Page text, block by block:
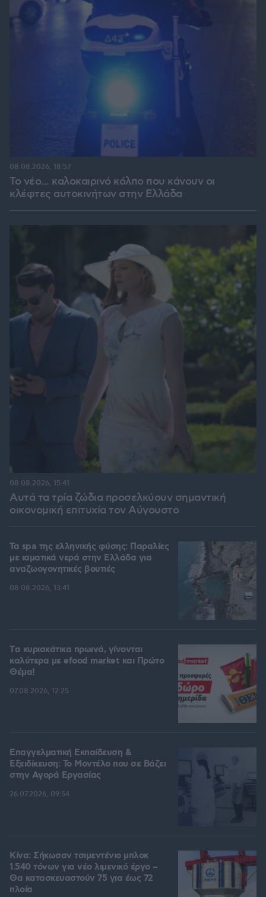
Το νέο... καλοκαιρινό κόλπο που κάνουν οι
κλέφτες αυτοκινήτων στην Ελλάδα
08.08.2026, 18:57
Αυτά τα τρία ζώδια προσελκύουν σημαντική
οικονομική επιτυχία τον Αύγουστο
08.08.2026, 15:41
Τα spa της ελληνικής φύσης: Παραλίες
με ιαματικά νερά στην Ελλάδα για
αναζωογονητικές βουτιές
08.08.2026, 13:41
Tα κυριακάτικα πρωινά, γίνονται
καλύτερα με efood market και Πρώτο
Θέμα!
07.08.2026, 12:25
Επαγγελματική Εκπαίδευση &
Εξειδίκευση: Το Mοντέλο που σε Bάζει
στην Aγορά Eργασίας
26.07.2026, 09:54
Κίνα: Σήκωσαν τσιμεντένιο μπλοκ
1.540 τόνων για νέο λιμενικό έργο –
Θα κατασκευαστούν 75 για έως 72
πλοία